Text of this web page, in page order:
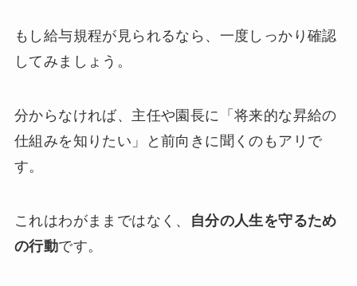
もし給与規程が見られるなら、一度しっかり確認
してみましょう。
分からなければ、主任や園長に「将来的な昇給の
仕組みを知りたい」と前向きに聞くのもアリで
す。
これはわがままではなく、
自分の人生を守るため
の行動です。